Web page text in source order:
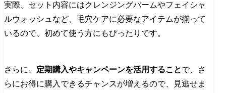
実際、セット内容にはクレンジングバームやフェイシャ
ルウォッシュなど、毛穴ケアに必要なアイテムが揃って
いるので、初めて使う方にもぴったりです。
さらに、 定期購入やキャンペーンを活用することで、さ
らにお得に購入できるチャンスが増えるので、見逃せま